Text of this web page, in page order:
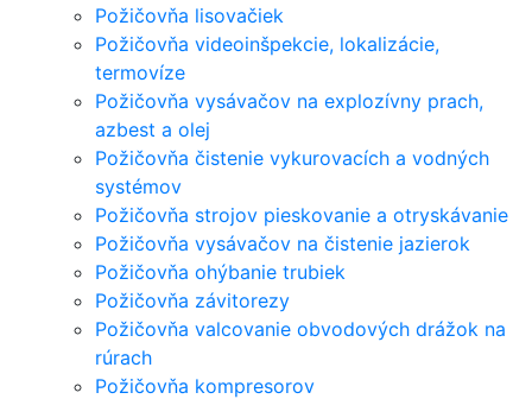
Požičovňa lisovačiek
Požičovňa videoinšpekcie, lokalizácie,
termovíze
Požičovňa vysávačov na explozívny prach,
azbest a olej
Požičovňa čistenie vykurovacích a vodných
systémov
Požičovňa strojov pieskovanie a otryskávanie
Požičovňa vysávačov na čistenie jazierok
Požičovňa ohýbanie trubiek
Požičovňa závitorezy
Požičovňa valcovanie obvodových drážok na
rúrach
Požičovňa kompresorov